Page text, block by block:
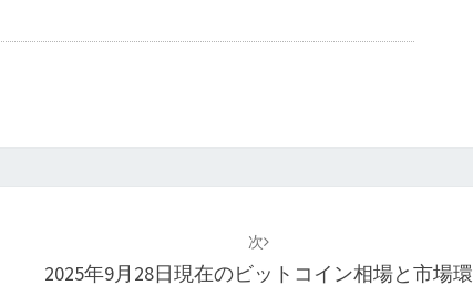
次
2025年9月28日現在のビットコイン相場と市場環